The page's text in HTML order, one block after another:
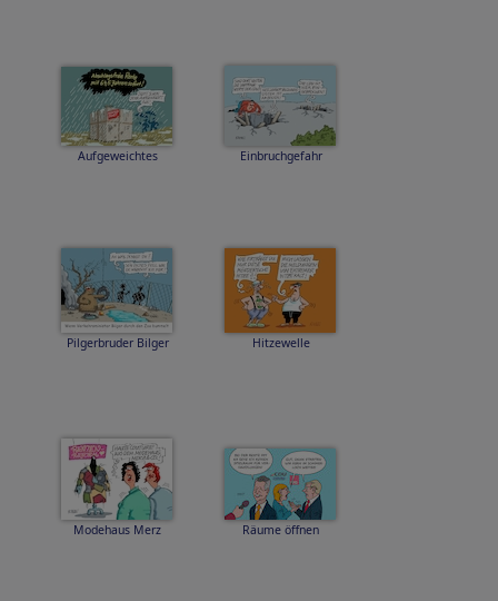
Aufgeweichtes Einbruchgefahr
Pilgerbruder Bilger Hitzewelle
Modehaus Merz Räume öffnen